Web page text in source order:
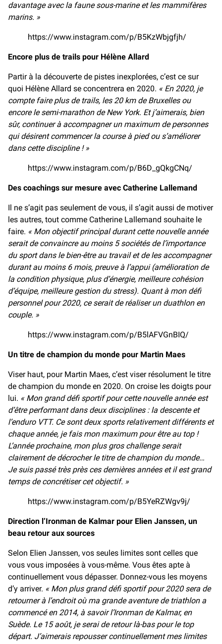
davantage avec la faune sous-marine et les mammifères
marins. »
https://www.instagram.com/p/B5KzWbjgfjh/
Encore plus de trails pour Hélène Allard
Partir à la découverte de pistes inexplorées, c’est ce sur
quoi Hélène Allard se concentrera en 2020. « En 2020, je
compte faire plus de trails, les 20 km de Bruxelles ou
encore le semi-marathon de New York. Et j’aimerais, bien
sûr, continuer à accompagner un maximum de personnes
qui désirent commencer la course à pied ou s’améliorer
dans cette discipline ! »
https://www.instagram.com/p/B6D_gQkgCNq/
Des coachings sur mesure avec Catherine Lallemand
Il ne s’agit pas seulement de vous, il s’agit aussi de motiver
les autres, tout comme Catherine Lallemand souhaite le
faire. « Mon objectif principal durant cette nouvelle année
serait de convaincre au moins 5 sociétés de l’importance
du sport dans le bien-être au travail et de les accompagner
durant au moins 6 mois, preuve à l’appui (amélioration de
la condition physique, plus d’énergie, meilleure cohésion
d’équipe, meilleure gestion du stress). Quant à mon défi
personnel pour 2020, ce serait de réaliser un duathlon en
couple. »
https://www.instagram.com/p/B5lAFVGnBIQ/
Un titre de champion du monde pour Martin Maes
Viser haut, pour Martin Maes, c’est viser résolument le titre
de champion du monde en 2020. On croise les doigts pour
lui. « Mon grand défi sportif pour cette nouvelle année est
d’être performant dans deux disciplines : la descente et
l’enduro VTT. Ce sont deux sports relativement différents et
chaque année, je fais mon maximum pour être au top !
L’année prochaine, mon plus gros challenge serait
clairement de décrocher le titre de champion du monde…
Je suis passé très près ces dernières années et il est grand
temps de concrétiser cet objectif. »
https://www.instagram.com/p/B5YeRZWgv9j/
Direction l’Ironman de Kalmar pour Elien Janssen, un
beau retour aux sources
Selon Elien Janssen, vos seules limites sont celles que
vous vous imposées à vous-même. Vous êtes apte à
continuellement vous dépasser. Donnez-vous les moyens
d’y arriver. « Mon plus grand défi sportif pour 2020 sera de
retourner à l’endroit où ma grande aventure de triathlon a
commencé en 2014, à savoir l’Ironman de Kalmar, en
Suède. Le 15 août, je serai de retour là-bas pour le top
départ. J’aimerais repousser continuellement mes limites